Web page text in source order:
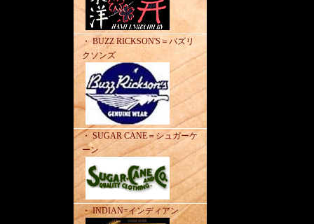
・ BUZZ RICKSON'S＝バズリ
クソンズ
・ SUGAR CANE＝シュガーケ
ーン
・ INDIAN=インディアン